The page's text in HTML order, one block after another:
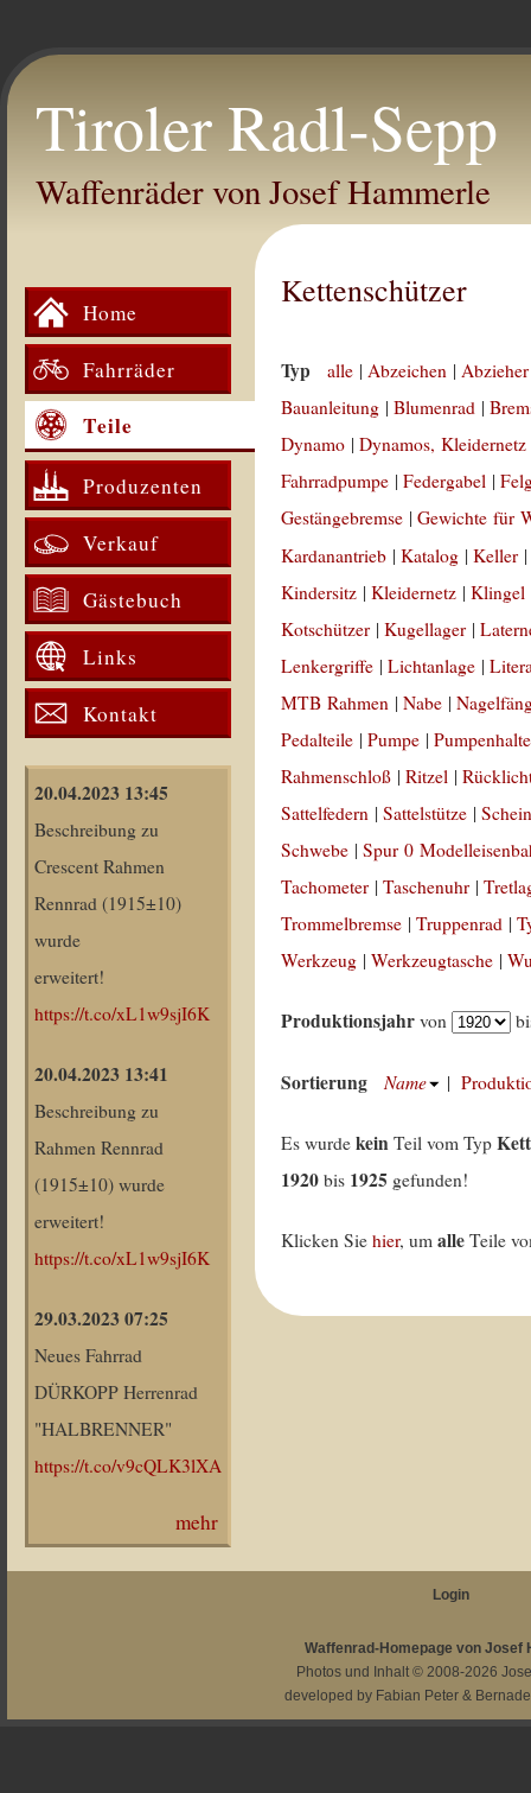
Tiroler Radl-Sepp
Waffenräder von Josef Hammerle
Home
Fahrräder
Teile
Produzenten
Verkauf
Gästebuch
Links
Kontakt
20.04.2023 13:45
Beschreibung zu
Crescent Rahmen
Rennrad (1915±10)
wurde
erweitert!
https://t.co/xL1w9sjI6K
20.04.2023 13:41
Beschreibung zu
Rahmen Rennrad
(1915±10) wurde
erweitert!
https://t.co/xL1w9sjI6K
29.03.2023 07:25
Neues Fahrrad
DÜRKOPP Herrenrad
"HALBRENNER"
https://t.co/v9cQLK3lXA
mehr
Kettenschützer
Typ alle |Abzeichen |
Bauanleitung |Blumenrad |
Dynamo |Dynamos, Kleidernetz
Fahrradpumpe |Federgabel |
Gestängebremse |Gewichte für
Kardanantrieb |Katalog |Keller
Kindersitz |Kleidernetz |Klingel
Kotschützer |Kugellager |
Lenkergriffe |Lichtanlage |
MTB Rahmen |Nabe |
Pedalteile |Pumpe |
Rahmenschloß |Ritzel |
Sattelfedern |Sattelstütze |
Schwebe |Spur 0
Tachometer |Taschenuhr |
Trommelbremse |Truppenrad |
Werkzeug |Werkzeugtasche |
Produktionsjahr von
Sortierung Name |
Es wurdekein Teil vom Typ
1920 bis 1925 gefunden!
Klicken Siehier, umalle Teile
Login
Waffenrad-Homepage von Josef
Photos und Inhalt © 2008-2026
developed by Fabian Peter &